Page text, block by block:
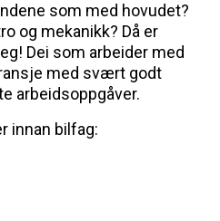
som med hovudet?
og mekanikk? Då er
Dei som arbeider med
med svært godt
arbeidsoppgåver.
innan bilfag: